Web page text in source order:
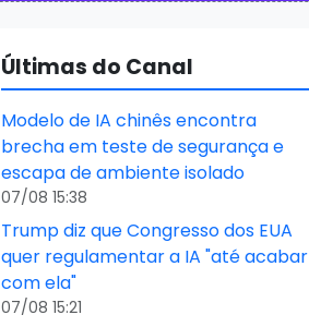
Últimas do Canal
Modelo de IA chinês encontra
brecha em teste de segurança e
escapa de ambiente isolado
07/08 15:38
Trump diz que Congresso dos EUA
quer regulamentar a IA "até acabar
com ela"
07/08 15:21